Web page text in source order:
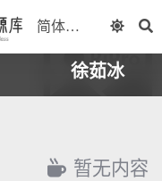
徐茹冰
暂无内容